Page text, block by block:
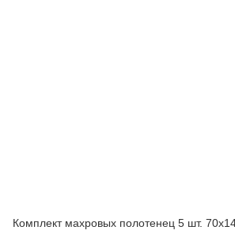
Комплект махровых полотенец 5 шт.